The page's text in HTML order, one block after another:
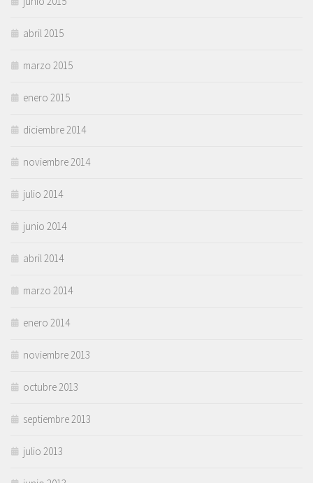
abril 2015
marzo 2015
enero 2015
diciembre 2014
noviembre 2014
julio 2014
junio 2014
abril 2014
marzo 2014
enero 2014
noviembre 2013
octubre 2013
septiembre 2013
julio 2013